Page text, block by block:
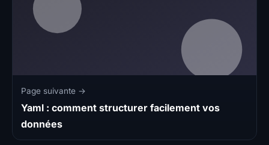
Page suivante →
Yaml : comment structurer facilement vos
données